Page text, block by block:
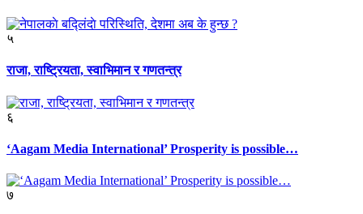
५
राजा, राष्ट्रियता, स्वाभिमान र गणतन्त्र
६
‘Aagam Media International’ Prosperity is possible…
७